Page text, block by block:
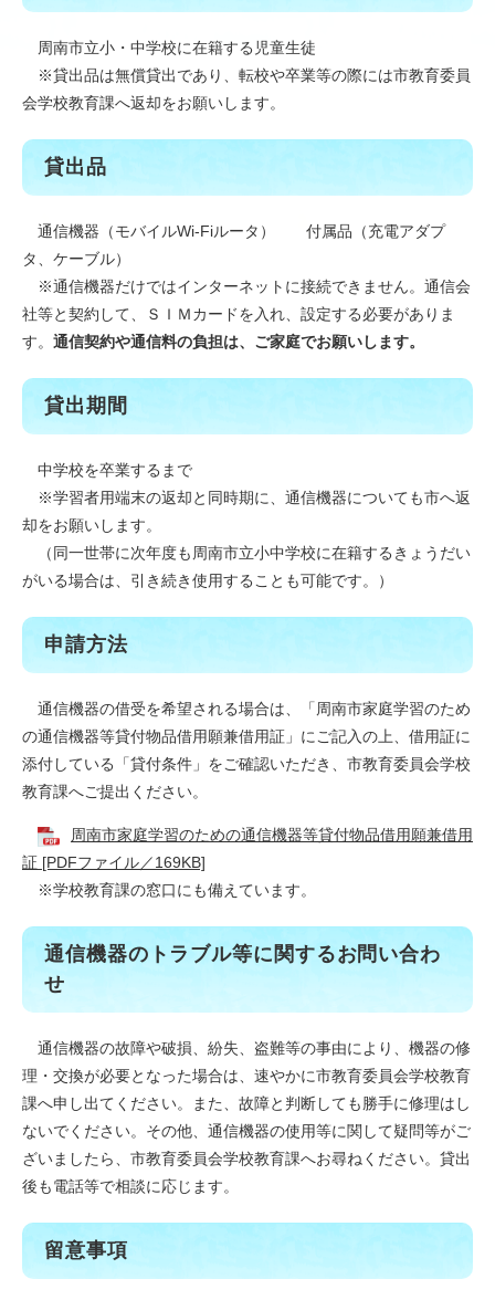
周南市立小・中学校に在籍する児童生徒
※貸出品は無償貸出であり、転校や卒業等の際には市教育委員
会学校教育課へ返却をお願いします。
貸出品
通信機器（モバイルWi-Fiルータ） 付属品（充電アダプ
タ、ケーブル）
※通信機器だけではインターネットに接続できません。通信会
社等と契約して、ＳＩＭカードを入れ、設定する必要がありま
す。 通信契約や通信料の負担は、ご家庭でお願いします。
貸出期間
中学校を卒業するまで
※学習者用端末の返却と同時期に、通信機器についても市へ返
却をお願いします。
（同一世帯に次年度も周南市立小中学校に在籍するきょうだい
がいる場合は、引き続き使用することも可能です。）
申請方法
通信機器の借受を希望される場合は、「周南市家庭学習のため
の通信機器等貸付物品借用願兼借用証」にご記入の上、借用証に
添付している「貸付条件」をご確認いただき、市教育委員会学校
教育課へご提出ください。
周南市家庭学習のための通信機器等貸付物品借用願兼借用
証 [PDFファイル／169KB]
※学校教育課の窓口にも備えています。
通信機器のトラブル等に関するお問い合わ
せ
通信機器の故障や破損、紛失、盗難等の事由により、機器の修
理・交換が必要となった場合は、速やかに市教育委員会学校教育
課へ申し出てください。また、故障と判断しても勝手に修理はし
ないでください。その他、通信機器の使用等に関して疑問等がご
ざいましたら、市教育委員会学校教育課へお尋ねください。貸出
後も電話等で相談に応じます。
留意事項